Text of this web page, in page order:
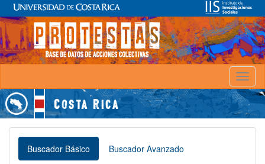
Buscador Básico Buscador Avanzado